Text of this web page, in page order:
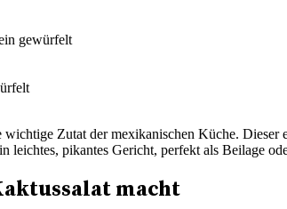
gewürfelt
Zutat der mexikanischen Küche.
leichtes, pikantes Gericht, perfekt als Beilage
macht